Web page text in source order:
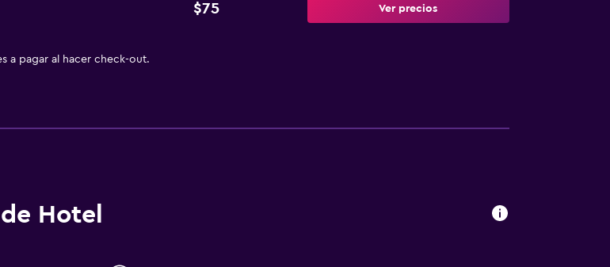
$75 Ver precios
a pagar al hacer check-out.
Hotel